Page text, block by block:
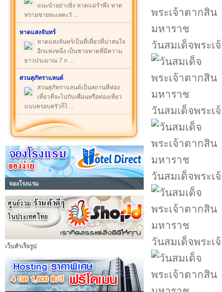
แนะนำอย่างยิ่ง หาดแม่รำพึง หาด
ทรายชายทะเลตะวั ...
หาดแสงจันทร์
หาดแสงจันทร์เป็นที่เที่ยวที่น่าสนใจ
อีกแห่งหนึ่ง เป็นชายหาดที่มีความ
ยาวประมาณ 7 ก ...
สวนสุภัทราแลนด์
สวนสุภัทราแลนด์เป็นสถานที่ท่อง
เที่ยวที่จะไปกับเพื่อนหรือท่องเที่ยว
แบบครอบครัวก็ไ ...
จองโรงแรม
เว็บสำเร็จรูป
วันสมเด็จพระ
วันสมเด็จพระ
วันสมเด็จพระ
วันสมเด็จพระ